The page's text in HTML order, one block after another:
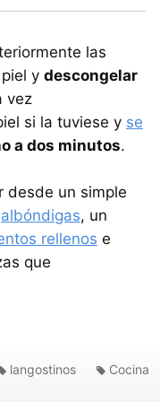
las
y descongelar
vez
si la tuviese y se
a dos minutos.
desde un simple
albóndigas, un
rellenos e
que
langostinos Cocina